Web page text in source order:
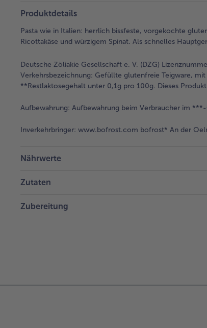
Produktdetails
Pasta wie in Italien: herrlich bissfeste, vorgekochte
Ricottakäse und würzigem Spinat. Als schnelles
Deutsche Zöliakie Gesellschaft e. V. (DZG)
Verkehrsbezeichnung: Gefüllte glutenfreie Teigware,
**Restlaktosegehalt unter 0,1g pro 100g. Dieses
Aufbewahrung: Aufbewahrung beim Verbraucher im
Inverkehrbringer: www.bofrost.com bofrost* An der
Nährwerte
Zutaten
Zubereitung